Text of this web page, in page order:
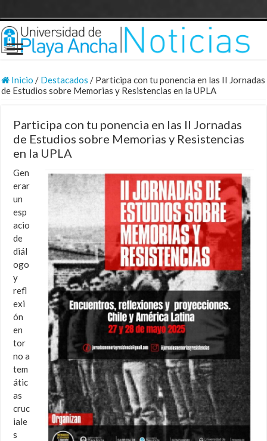
Inicio / Destacados / Participa con tu ponencia en las II Jornadas
de Estudios sobre Memorias y Resistencias en la UPLA
Participa con tu ponencia en las II Jornadas
de Estudios sobre Memorias y Resistencias
en la UPLA
Gen
erar
un
esp
acio
de
diál
ogo
y
refl
exi
ón
en
tor
no a
tem
átic
as
cruc
iale
s